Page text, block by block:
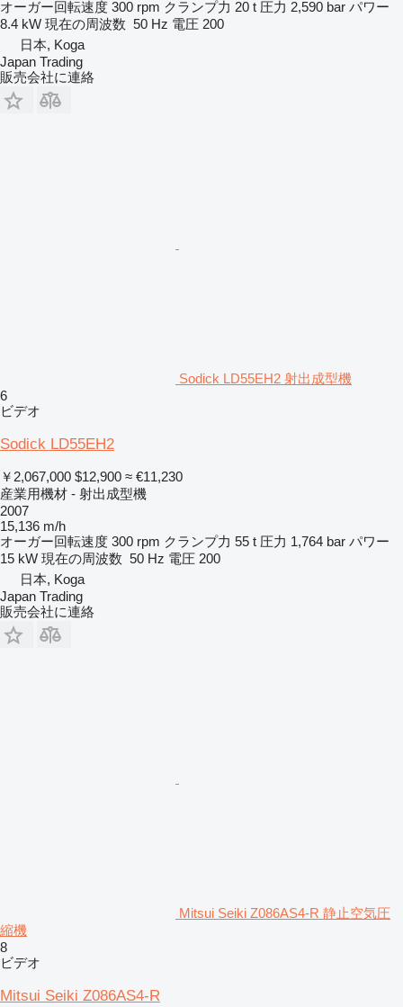
オーガー回転速度 300 rpm クランプ力 20 t 圧力 2,590 bar パワー
8.4 kW 現在の周波数 50 Hz 電圧 200
日本, Koga
Japan Trading
販売会社に連絡
Sodick LD55EH2 射出成型機
6
ビデオ
Sodick LD55EH2
￥2,067,000 $12,900 ≈ €11,230
産業用機材 - 射出成型機
2007
15,136 m/h
オーガー回転速度 300 rpm クランプ力 55 t 圧力 1,764 bar パワー
15 kW 現在の周波数 50 Hz 電圧 200
日本, Koga
Japan Trading
販売会社に連絡
Mitsui Seiki Z086AS4-R 静止空気圧
縮機
8
ビデオ
Mitsui Seiki Z086AS4-R